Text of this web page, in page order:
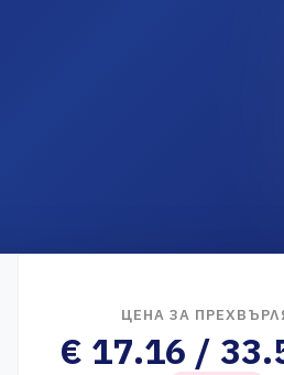
ЦЕНА ЗА
€ 17.16 /